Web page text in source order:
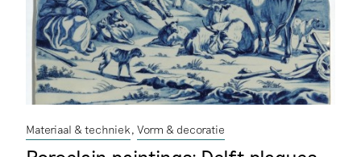
Materiaal & techniek Vorm & decoratie